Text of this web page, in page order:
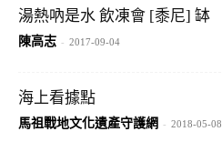
湯熱吶是水 飲凍會 [黍尼] 缽
陳高志 - 2017-09-04
海上看據點
馬祖戰地文化遺產守護網 - 2018-05-08